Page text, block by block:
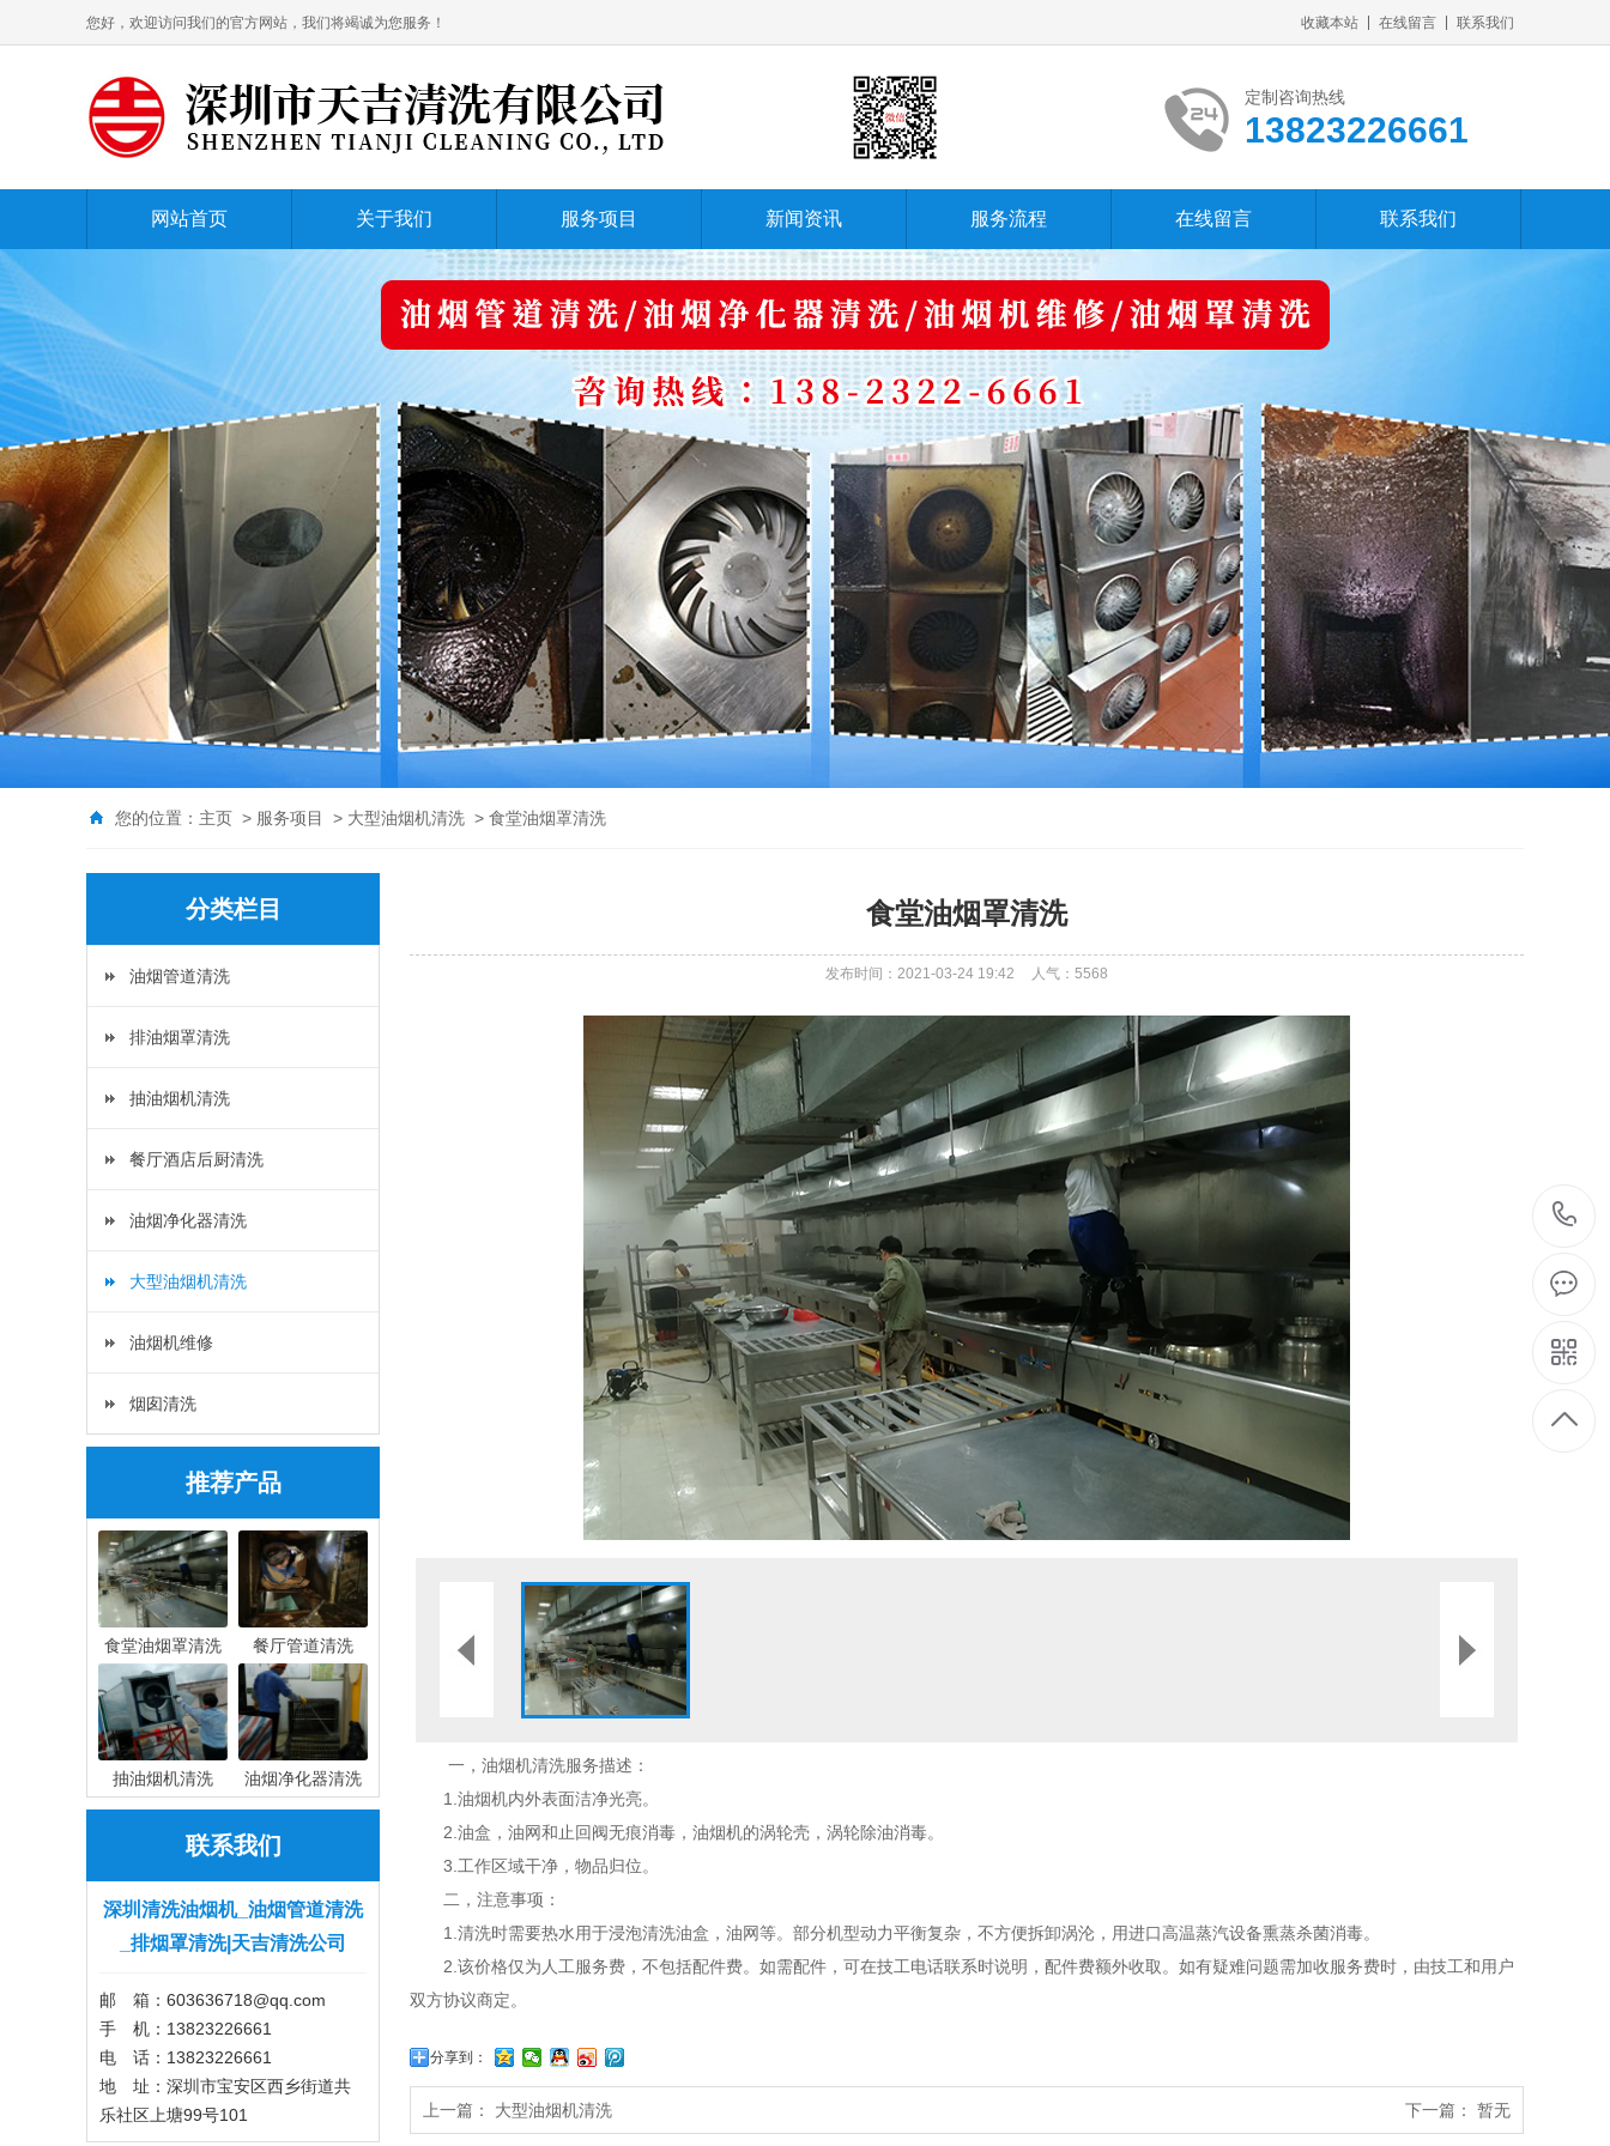
您好，欢迎访问我们的官方网站，我们将竭诚为您服务！ 收藏本站 在线留言 联系我们
定制咨询热线
13823226661
网站首页 关于我们 服务项目 新闻资讯 服务流程 在线留言 联系我们
您的位置： 主页 > 服务项目 > 大型油烟机清洗 > 食堂油烟罩清洗
分类栏目
油烟管道清洗
排油烟罩清洗
抽油烟机清洗
餐厅酒店后厨清洗
油烟净化器清洗
大型油烟机清洗
油烟机维修
烟囱清洗
推荐产品
食堂油烟罩清洗 餐厅管道清洗
抽油烟机清洗 油烟净化器清洗
联系我们
深圳清洗油烟机_油烟管道清洗
_排烟罩清洗|天吉清洗公司
邮 箱：603636718@qq.com
手 机：13823226661
电 话：13823226661
地 址：深圳市宝安区西乡街道共
乐社区上塘99号101
食堂油烟罩清洗
发布时间：2021-03-24 19:42 人气： 5568
一，油烟机清洗服务描述：
1.油烟机内外表面洁净光亮。
2.油盒，油网和止回阀无痕消毒，油烟机的涡轮壳，涡轮除油消毒。
3.工作区域干净，物品归位。
二，注意事项：
1.清洗时需要热水用于浸泡清洗油盒，油网等。部分机型动力平衡复杂，不方便拆卸涡沦，用进口高温蒸汽设备熏蒸杀菌消毒。
2.该价格仅为人工服务费，不包括配件费。如需配件，可在技工电话联系时说明，配件费额外收取。如有疑难问题需加收服务费时，由技工和用户
双方协议商定。
分享到：
上一篇： 大型油烟机清洗 下一篇： 暂无